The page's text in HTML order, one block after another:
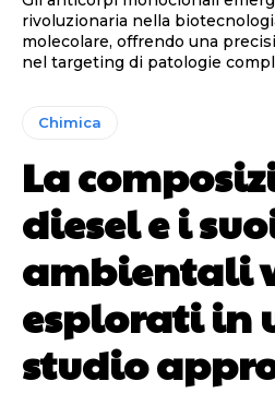
rivoluzionaria nella
molecolare, offrendo una
nel targeting di patologie
Chimica
La
diesel e i
ambientali
esplorati in
studio